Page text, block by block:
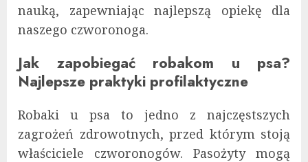
nauką, zapewniając najlepszą opiekę dla
naszego czworonoga.
Jak zapobiegać robakom u psa?
Najlepsze praktyki profilaktyczne
Robaki u psa to jedno z najczęstszych
zagrożeń zdrowotnych, przed którym stoją
właściciele czworonogów. Pasożyty mogą